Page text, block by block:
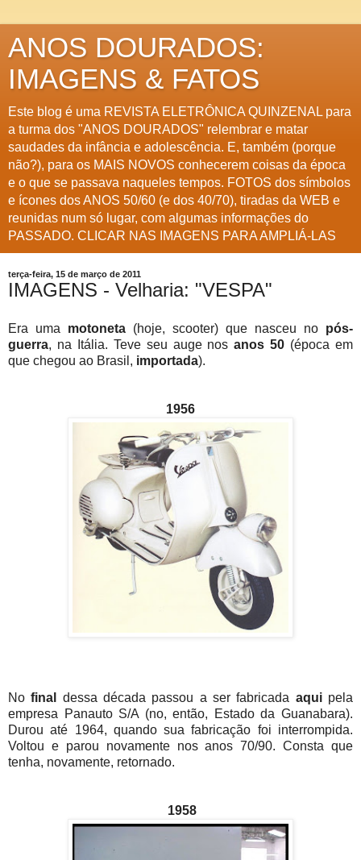
ANOS DOURADOS:
IMAGENS & FATOS
Este blog é uma REVISTA ELETRÔNICA QUINZENAL para
a turma dos "ANOS DOURADOS" relembrar e matar
saudades da infância e adolescência. E, também (porque
não?), para os MAIS NOVOS conhecerem coisas da época
e o que se passava naqueles tempos. FOTOS dos símbolos
e ícones dos ANOS 50/60 (e dos 40/70), tiradas da WEB e
reunidas num só lugar, com algumas informações do
PASSADO. CLICAR NAS IMAGENS PARA AMPLIÁ-LAS
terça-feira, 15 de março de 2011
IMAGENS - Velharia: "VESPA"
Era uma motoneta (hoje, scooter) que nasceu no pós-
guerra, na Itália. Teve seu auge nosanos 50 (época em
que chegou ao Brasil, importada).
1956
No final dessa década passou a ser fabricada aquipela
empresa Panauto S/A (no, então, Estado da Guanabara).
Durou até 1964, quando sua fabricação foi interrompida.
Voltou e parou novamente nos anos 70/90. Consta que
tenha, novamente, retornado.
1958